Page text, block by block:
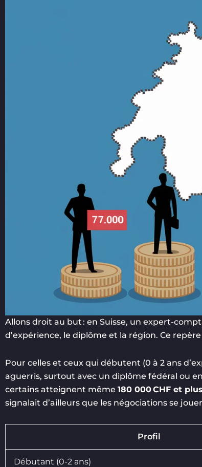
Allons droit au but : en Suisse, un expert-
d’expérience, le diplôme et la région. Ce
Pour celles et ceux qui débutent (0 à 2 ans
aguerris, surtout avec un diplôme fédéral ou
certains atteignent même 180 000 CHF et plus
signalait d’ailleurs que les négociations se
Profil
Débutant (0-2 ans)